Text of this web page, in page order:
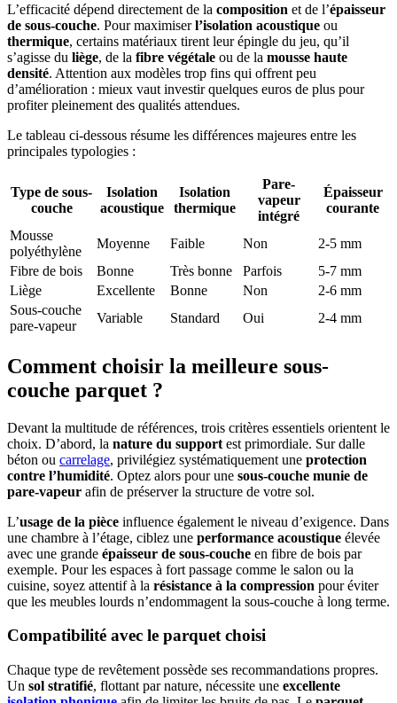
L’efficacité dépend directement de la composition et de l’épaisseur
de sous-couche. Pour maximiserl’isolation acoustique ou
thermique, certains matériaux tirent leur épingle du jeu, qu’il
s’agisse du liège, de la fibre végétale ou de la mousse haute
densité. Attention aux modèles trop fins qui offrent peu
d’amélioration : mieux vaut investir quelques euros de plus pour
profiter pleinement des qualités attendues.
Le tableau ci-dessous résume les différences majeures entre les
principales typologies :
Type de sous-
couche
Isolation
acoustique
Isolation
thermique
Pare-
vapeur
intégré
Épaisseur
courante
Mousse
polyéthylène
Moyenne Faible Non
2-5 mm
Fibre de bois
Bonne Très bonne Parfois
5-7 mm
Liège
Excellente Bonne Non
2-6 mm
Sous-couche
pare-vapeur
Variable Standard Oui 2-4 mm
Comment choisir la meilleure sous-
couche parquet ?
Devant la multitude de références, trois critères essentiels orientent le
choix. D’abord, la nature du support est primordiale. Sur dalle
béton ou carrelage, privilégiez systématiquement une protection
contre l’humidité. Optez alors pour une sous-couche munie de
pare-vapeur afin de préserver la structure de votre sol.
L’usage de la pièce influence également le niveau d’exigence. Dans
une chambre à l’étage, ciblez une performance acoustique élevée
avec une grande épaisseur de sous-couche en fibre de bois par
exemple. Pour les espaces à fort passage comme le salon ou la
cuisine, soyez attentif à la résistance à la compression pour éviter
que les meubles lourds n’endommagent la sous-couche à long terme.
Compatibilité avec le parquet choisi
Chaque type de revêtement possède ses recommandations propres.
Un sol stratifié, flottant par nature, nécessite une excellente